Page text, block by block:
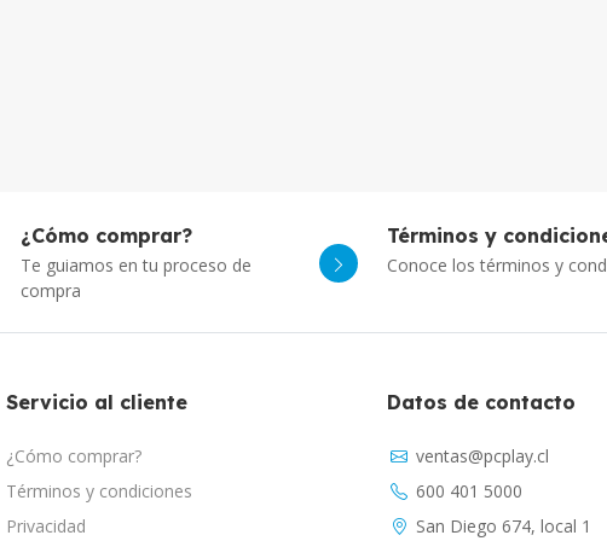
¿Cómo comprar?
Te guiamos en tu proceso de
compra
Términos y
Conoce los términos y
Servicio al cliente
¿Cómo comprar?
Términos y condiciones
Privacidad
Datos de contacto
ventas@pcplay.cl
600 401 5000
San Diego 674, local 1